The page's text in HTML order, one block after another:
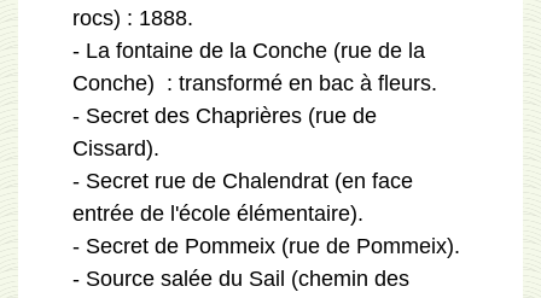
rocs) : 1888.
- La fontaine de la Conche (rue de la
Conche) : transformé en bac à fleurs.
- Secret des Chaprières (rue de
Cissard).
- Secret rue de Chalendrat (en face
entrée de l'école élémentaire).
- Secret de Pommeix (rue de Pommeix).
- Source salée du Sail (chemin des